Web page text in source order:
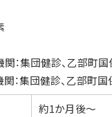
団健診、乙部町国保
団健診、乙部町国
約1か月後～